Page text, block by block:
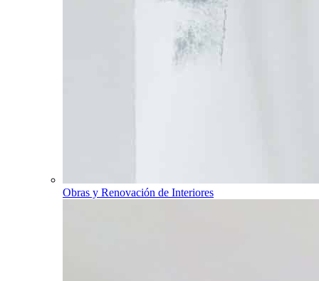
Obras y Renovación de Interiores